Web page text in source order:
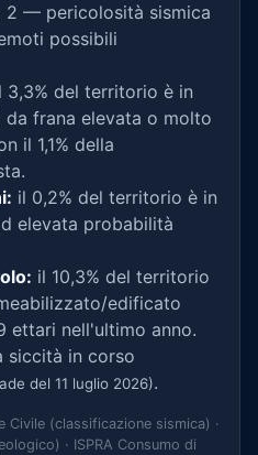
2 — pericolosità sismica
possibili
3,3% del territorio è in
da frana elevata o molto
il 1,1% della
il 0,2% del territorio è in
elevata probabilità
il 10,3% del territorio
edificato
ettari nell'ultimo anno.
siccità in corso
del 11 luglio 2026).
Civile (classificazione sismica) ·
· ISPRA Consumo di